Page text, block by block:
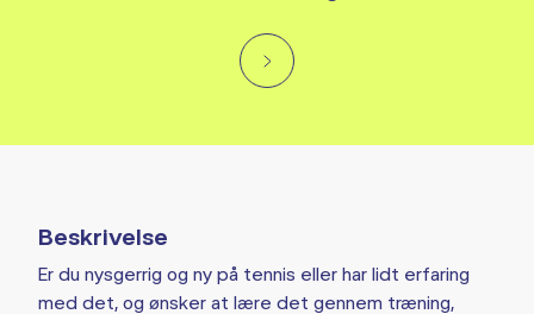
Beskrivelse
Er du nysgerrig og ny på tennis eller har lidt erfaring
med det, og ønsker at lære det gennem træning,